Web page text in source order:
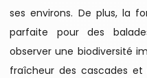
ses environs. De plus, la
parfaite pour des
observer une biodiversité
fraîcheur des cascades et